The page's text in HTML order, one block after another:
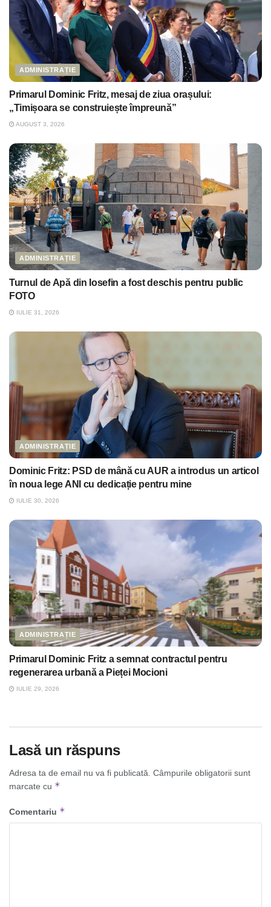
ADMINISTRAȚIE
Primarul Dominic Fritz, mesaj de ziua orașului:
„Timișoara se construiește împreună”
AUGUST 3, 2026
ADMINISTRAȚIE
Turnul de Apă din Iosefin a fost deschis pentru public
FOTO
IULIE 31, 2026
ADMINISTRAȚIE
Dominic Fritz: PSD de mână cu AUR a introdus un articol
în noua lege ANI cu dedicație pentru mine
IULIE 30, 2026
ADMINISTRAȚIE
Primarul Dominic Fritz a semnat contractul pentru
regenerarea urbană a Pieței Mocioni
IULIE 29, 2026
Lasă un răspuns
Adresa ta de email nu va fi publicată. Câmpurile obligatorii sunt
marcate cu *
Comentariu *